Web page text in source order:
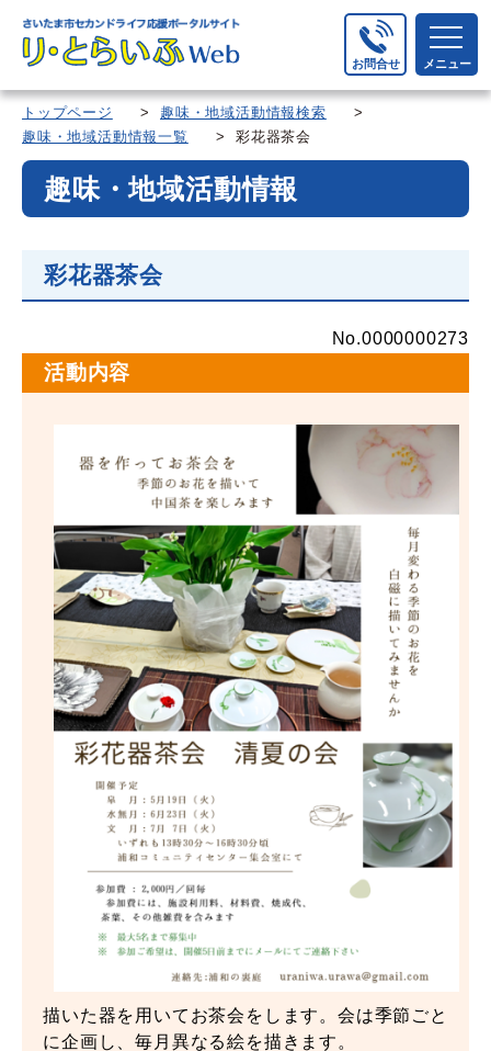
お問合せ メニュー
トップページ > 趣味・地域活動情報検索
>
趣味・地域活動情報一覧
> 彩花器茶会
趣味・地域活動情報
彩花器茶会
No.0000000273
活動内容
描いた器を用いてお茶会をします。会は季節ごと
に企画し、毎月異なる絵を描きます。